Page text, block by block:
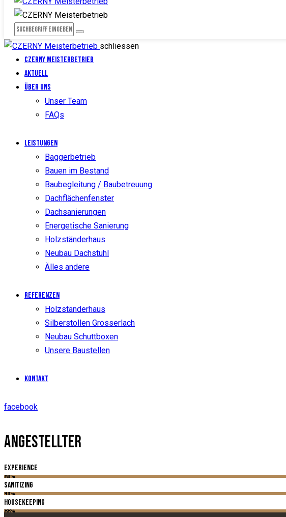
schliessen
CZERNY Meisterbetrieb
Aktuell
Über uns
Unser Team
FAQs
Leistungen
Baggerbetrieb
Bauen im Bestand
Baubegleitung / Baubetreuung
Dachflächenfenster
Dachsanierungen
Energetische Sanierung
Holzständerhaus
Neubau Dachstuhl
Älles andere
Referenzen
Holzständerhaus
Silberstollen Grosserlach
Neubau Schuttboxen
Unsere Baustellen
Kontakt
facebook
ANGESTELLTER
Experience
80%
Sanitizing
90%
Housekeeping
88%